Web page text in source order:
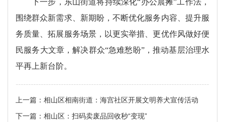
下一步，东山街道将持续深化“办公晨摊”工作法，
围绕群众新需求、新期盼，不断优化服务内容、提升服
务质量、拓展服务场景，以更实举措、更优作风做好便
民服务大文章，解决群众“急难愁盼”，推动基层治理水
平再上新台阶。
上一篇： 相山区相南街道：海宫社区开展文明养犬宣传活动
下一篇： 相山区：扫码卖废品回收秒“变现”